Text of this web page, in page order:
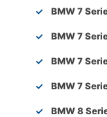
BMW 7
BMW 7
BMW 7
BMW 7
BMW 8